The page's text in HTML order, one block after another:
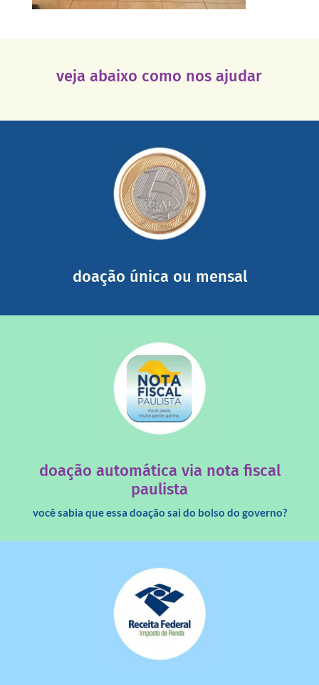
veja abaixo como nos ajudar
doação única ou mensal
mail mostrando tudo o que fizemos com a sua ajuda
somada a de outras pessoas.
saiba mais
doação automática via nota fiscal
paulista
você sabia que essa doação sai do bolso do governo?
saiba mais
dinheiro deixa de ir para o governo?
saiba mais